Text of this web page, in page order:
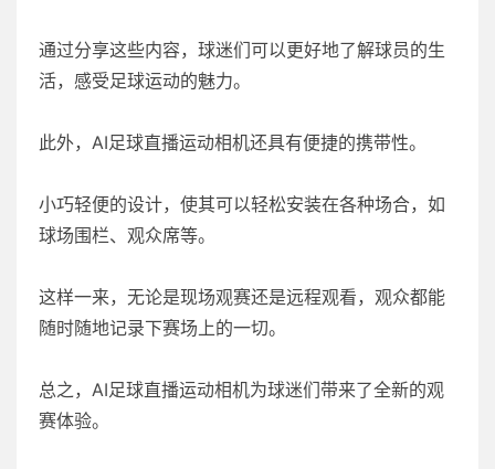
通过分享这些内容，球迷们可以更好地了解球员的生
活，感受足球运动的魅力。
此外，AI足球直播运动相机还具有便捷的携带性。
小巧轻便的设计，使其可以轻松安装在各种场合，如
球场围栏、观众席等。
这样一来，无论是现场观赛还是远程观看，观众都能
随时随地记录下赛场上的一切。
总之，AI足球直播运动相机为球迷们带来了全新的观
赛体验。